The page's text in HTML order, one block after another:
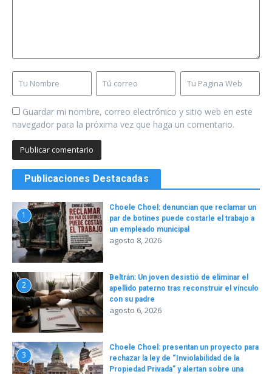
Guardar mi nombre, correo electrónico y sitio web en este
navegador para la próxima vez que haga un comentario.
Publicaciones Destacadas
1
Choele Choel: denuncian que reclamar un
par de botines puede costarle el trabajo a
un empleado municipal
agosto 8, 2026
2
Beltrán: Un joven desistió de eliminar el
apellido paterno tras reconstruir el vínculo
con su padre
agosto 6, 2026
3
Choele Choel: presentan un proyecto para
rechazar la ley de “Inviolabilidad de la
Propiedad Privada” y alertan sobre una